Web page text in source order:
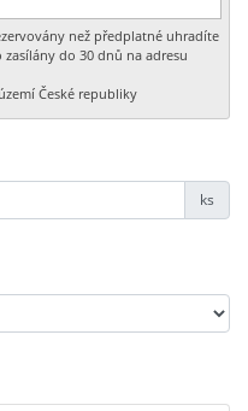
než předplatné uhradíte
do 30 dnů na adresu
České republiky
ks